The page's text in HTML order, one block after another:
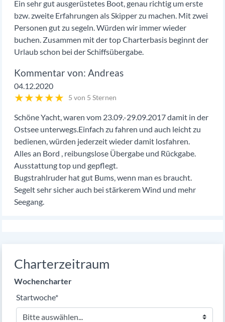
Ein sehr gut ausgerüstetes Boot, genau richtig um erste
bzw. zweite Erfahrungen als Skipper zu machen. Mit zwei
Personen gut zu segeln. Würden wir immer wieder
buchen. Zusammen mit der top Charterbasis beginnt der
Urlaub schon bei der Schiffsübergabe.
Andreas
04.12.2020
★★★★★ 5 von 5 Sternen
Schöne Yacht, waren vom 23.09.-29.09.2017 damit in der
Ostsee unterwegs.Einfach zu fahren und auch leicht zu
bedienen, würden jederzeit wieder damit losfahren.
Alles an Bord , reibungslose Übergabe und Rückgabe.
Ausstattung top und gepflegt.
Bugstrahlruder hat gut Bums, wenn man es braucht.
Segelt sehr sicher auch bei stärkerem Wind und mehr
Seegang.
Charterzeitraum
Wochencharter
Pflichtfeld
Startwoche*